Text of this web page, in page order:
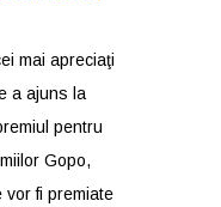
mai apreciaţi
a ajuns la
pentru
Gopo,
fi premiate